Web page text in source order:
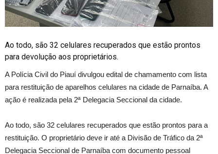
Ao todo, são 32 celulares recuperados que estão prontos
para devolução aos proprietários.
A Polícia Civil do Piauí divulgou edital de chamamento com lista
para restituição de aparelhos celulares na cidade de Parnaíba. A
ação é realizada pela 2ª Delegacia Seccional da cidade.
Ao todo, são 32 celulares recuperados que estão prontos para a
restituição. O proprietário deve ir até a Divisão de Tráfico da 2ª
Delegacia Seccional de Parnaíba com documento pessoal